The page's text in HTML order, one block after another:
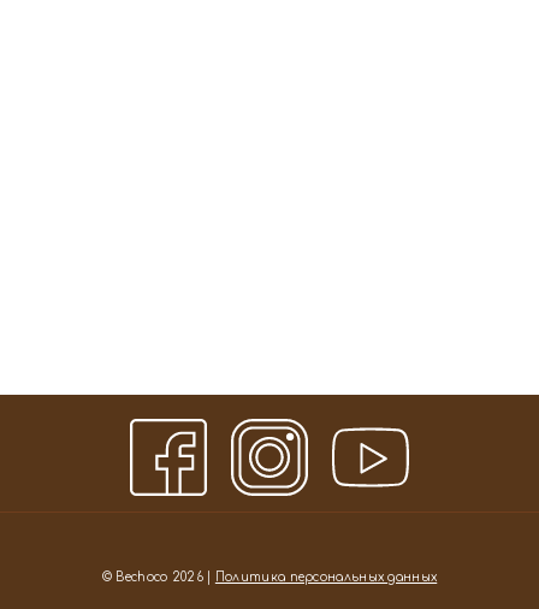
© Bechoco 2026 | Политика персональных данных